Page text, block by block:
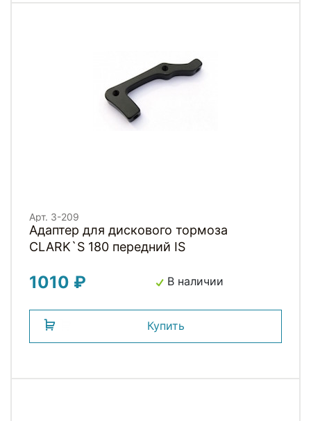
Арт. 3-209
Адаптер для дискового тормоза
CLARK`S 180 передний IS
1010 ₽ В наличии
Купить